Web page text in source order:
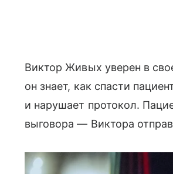
Виктор Живых уверен в
он знает, как спасти
и нарушает протокол.
выговора — Виктора